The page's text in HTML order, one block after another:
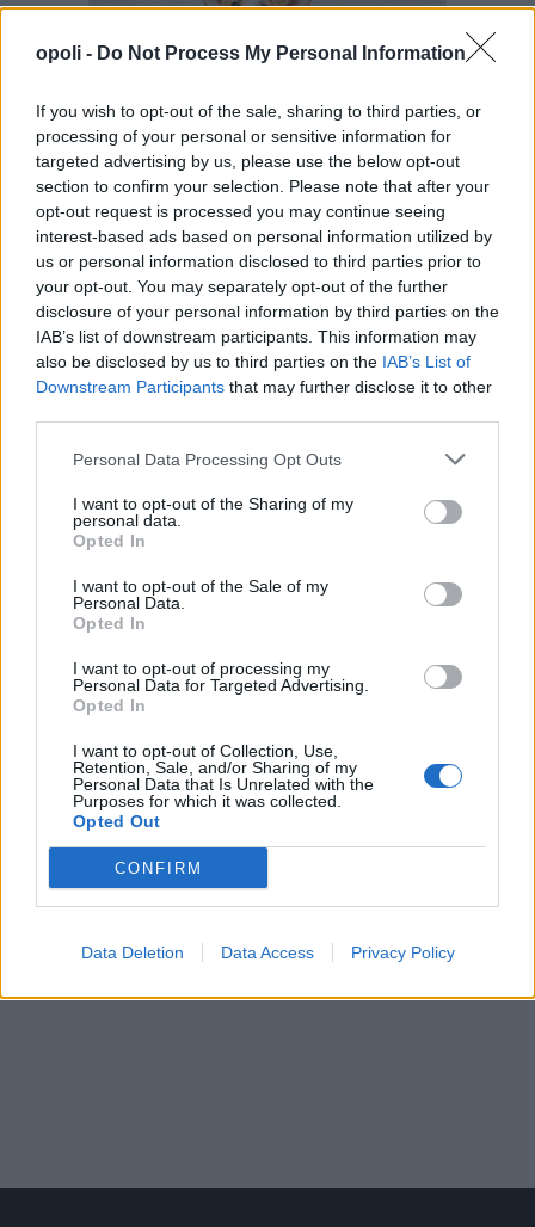
opoli - Do Not Process My Personal Information
If you wish to opt-out of the sale, sharing to third parties, or
processing of your personal or sensitive information for
targeted advertising by us, please use the below opt-out
section to confirm your selection. Please note that after your
opt-out request is processed you may continue seeing
interest-based ads based on personal information utilized by
us or personal information disclosed to third parties prior to
your opt-out. You may separately opt-out of the further
disclosure of your personal information by third parties on the
IAB’s list of downstream participants. This information may
also be disclosed by us to third parties on the IAB’s List of
Downstream Participants that may further disclose it to other
Personal Data Processing Opt Outs
I want to opt-out of the Sharing of my
personal data.
Opted In
I want to opt-out of the Sale of my
Personal Data.
Opted In
I want to opt-out of processing my
Personal Data for Targeted Advertising.
Opted In
I want to opt-out of Collection, Use,
Retention, Sale, and/or Sharing of my
Personal Data that Is Unrelated with the
Purposes for which it was collected.
Opted Out
CONFIRM
Data Deletion Data Access Privacy Policy